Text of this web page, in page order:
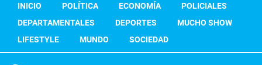
INICIO POLÍTICA ECONOMÍA
POLICIALES
DEPARTAMENTALES
DEPORTES
MUCHO SHOW
LIFESTYLE
MUNDO SOCIEDAD